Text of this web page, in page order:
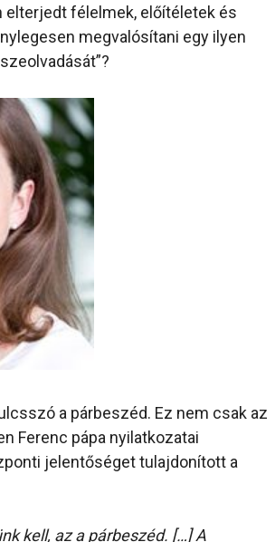
elterjedt félelmek, előítéletek és
megvalósítani egy ilyen
a párbeszéd. Ez nem csak az
Ferenc pápa nyilatkozatai
jelentőséget tulajdonított a
kell, az a párbeszéd. […] A